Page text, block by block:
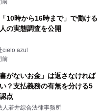
10時から16時まで」で働ける
の実態調査を公開
cielo azul
前
書がないお金」は返さなければ
？支払義務の有無を分ける5
点
人若井綜合法律事務所